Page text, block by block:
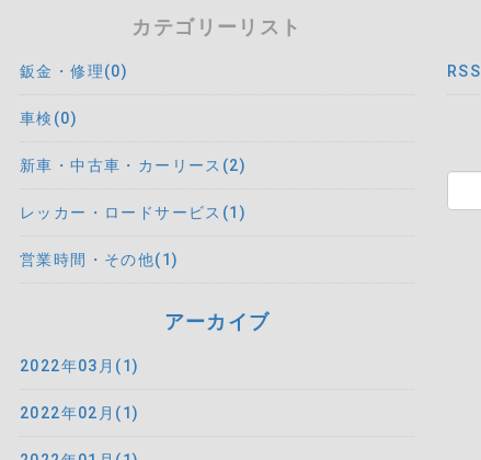
カテゴリーリスト
鈑金・修理(0)
車検(0)
新車・中古車・カーリース(2)
レッカー・ロードサービス(1)
営業時間・その他(1)
アーカイブ
2022年03月(1)
2022年02月(1)
RSS